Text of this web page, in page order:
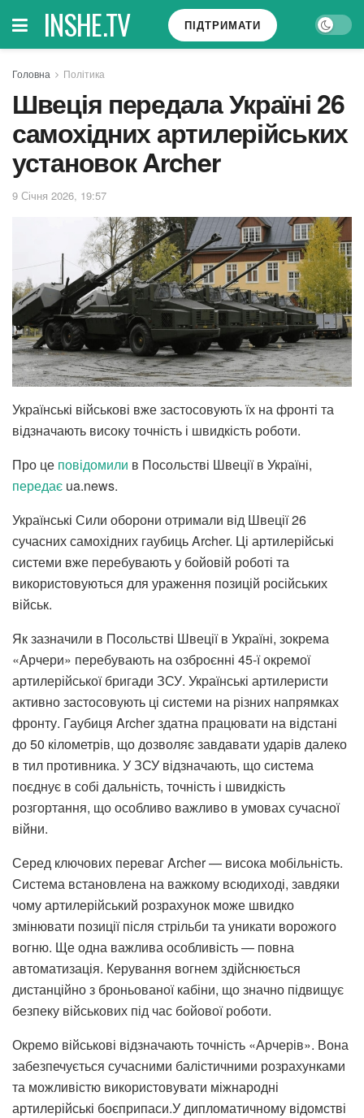
INSHE.TV ПІДТРИМАТИ
Головна Політика
Швеція передала Україні 26
самохідних артилерійських
установок Archer
9 Січня 2026, 19:57
Українські військові вже застосовують їх на фронті та
відзначають високу точність і швидкість роботи.
Про це повідомили в Посольстві Швеції в Україні,
передає ua.news.
Українські Сили оборони отримали від Швеції 26
сучасних самохідних гаубиць Archer. Ці артилерійські
системи вже перебувають у бойовій роботі та
використовуються для ураження позицій російських
військ.
Як зазначили в Посольстві Швеції в Україні, зокрема
«Арчери» перебувають на озброєнні 45-ї окремої
артилерійської бригади ЗСУ. Українські артилеристи
активно застосовують ці системи на різних напрямках
фронту. Гаубиця Archer здатна працювати на відстані
до 50 кілометрів, що дозволяє завдавати ударів далеко
в тил противника. У ЗСУ відзначають, що система
поєднує в собі дальність, точність і швидкість
розгортання, що особливо важливо в умовах сучасної
війни.
Серед ключових переваг Archer — висока мобільність.
Система встановлена на важкому всюдиході, завдяки
чому артилерійський розрахунок може швидко
змінювати позиції після стрільби та уникати ворожого
вогню. Ще одна важлива особливість — повна
автоматизація. Керування вогнем здійснюється
дистанційно з броньованої кабіни, що значно підвищує
безпеку військових під час бойової роботи.
Окремо військові відзначають точність «Арчерів». Вона
забезпечується сучасними балістичними розрахунками
та можливістю використовувати міжнародні
артилерійські боєприпаси.У дипломатичному відомстві